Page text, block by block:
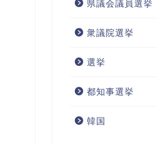
県議会議員選挙
衆議院選挙
選挙
都知事選挙
韓国